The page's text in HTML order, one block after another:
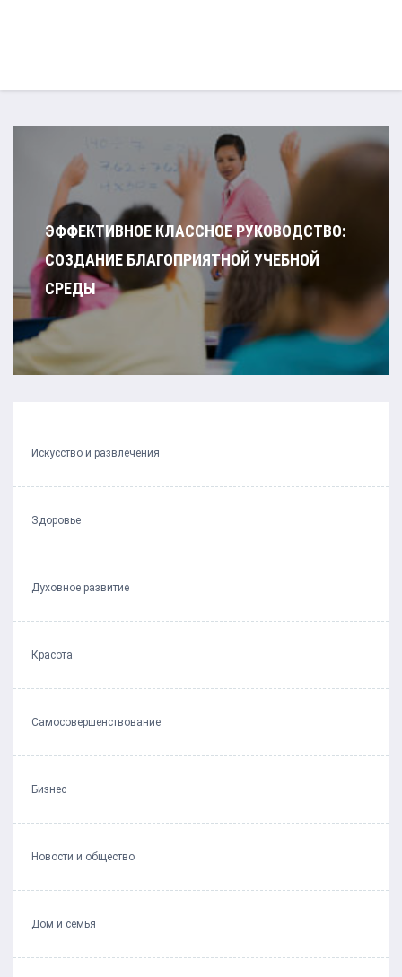
ЭФФЕКТИВНОЕ КЛАССНОЕ РУКОВОДСТВО:
СОЗДАНИЕ БЛАГОПРИЯТНОЙ УЧЕБНОЙ
СРЕДЫ
Искусство и развлечения
Здоровье
Духовное развитие
Красота
Самосовершенствование
Бизнес
Новости и общество
Дом и семья